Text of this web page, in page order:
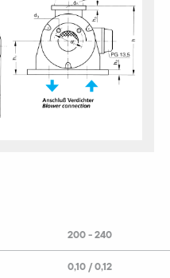
200 - 240
0,10 / 0,12